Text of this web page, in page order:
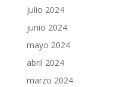
julio 2024
junio 2024
mayo 2024
abril 2024
marzo 2024